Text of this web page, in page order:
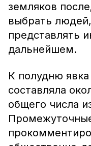
земляков
выбрать
представлять
дальнейшем.
К полудню
составляла
общего числа